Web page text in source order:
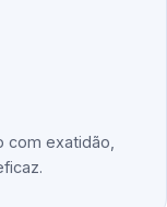
com exatidão,